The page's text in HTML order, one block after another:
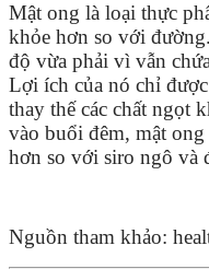
Mật ong là loại thực
khỏe hơn so với
độ vừa phải vì vẫn
Lợi ích của nó chỉ
thay thế các chất ngọt
vào buổi đêm, mật
hơn so với siro ngô và
Nguồn tham khảo: